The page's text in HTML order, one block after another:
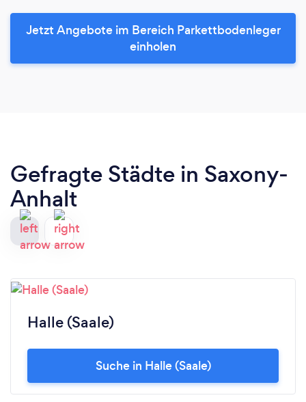
Jetzt Angebote im Bereich Parkettbodenleger
einholen
Gefragte Städte in Saxony-
Anhalt
Halle (Saale)
Suche in Halle (Saale)